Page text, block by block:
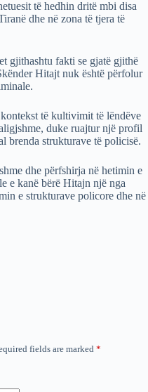
të hedhin dritë mbi disa
dhe në zona të tjera të
gjithashtu fakti se gjatë gjithë
Hitajt nuk është përfolur
të kultivimit të lëndëve
duke ruajtur një profil
brenda strukturave të policisë.
dhe përfshirja në hetimin e
e kanë bërë Hitajn një nga
e strukturave policore dhe në
fields are marked *